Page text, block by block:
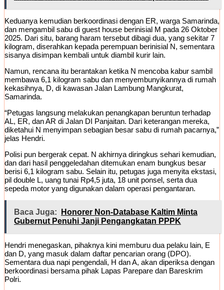
Keduanya kemudian berkoordinasi dengan ER, warga Samarinda,
dan mengambil sabu di guest house berinisial M pada 26 Oktober
2025. Dari situ, barang haram tersebut dibagi dua, yang sekitar 7
kilogram, diserahkan kepada perempuan berinisial N, sementara
sisanya disimpan kembali untuk diambil kurir lain.
Namun, rencana itu berantakan ketika N mencoba kabur sambil
membawa 6,1 kilogram sabu dan menyembunyikannya di rumah
kekasihnya, D, di kawasan Jalan Lambung Mangkurat,
Samarinda.
“Petugas langsung melakukan penangkapan beruntun terhadap
AL, ER, dan AR di Jalan DI Panjaitan. Dari keterangan mereka,
diketahui N menyimpan sebagian besar sabu di rumah pacarnya,”
jelas Hendri.
Polisi pun bergerak cepat. N akhirnya diringkus sehari kemudian,
dan dari hasil penggeledahan ditemukan enam bungkus besar
berisi 6,1 kilogram sabu. Selain itu, petugas juga menyita ekstasi,
pil double L, uang tunai Rp4,5 juta, 18 unit ponsel, serta dua
sepeda motor yang digunakan dalam operasi pengantaran.
Baca Juga:
Honorer Non-Database Kaltim Minta
Gubernut Penuhi Janji Pengangkatan PPPK
Hendri menegaskan, pihaknya kini memburu dua pelaku lain, E
dan D, yang masuk dalam daftar pencarian orang (DPO).
Sementara dua napi pengendali, H dan A, akan diperiksa dengan
berkoordinasi bersama pihak Lapas Parepare dan Bareskrim
Polri.